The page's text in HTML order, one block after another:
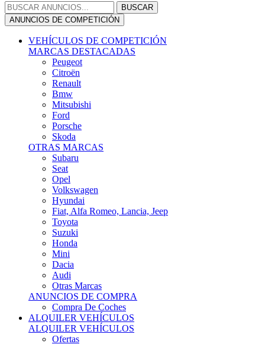
Seat
Opel
Volkswagen
Hyundai
Fiat, Alfa Romeo, Lancia, Jeep
Toyota
Suzuki
Honda
Mini
Dacia
Audi
Otras Marcas
ANUNCIOS DE COMPRA
Compra De Coches
ALQUILER VEHÍCULOS
ALQUILER VEHÍCULOS
Ofertas
Búsquedas
PERSONAL
COPILOTOS
Copilotos Disponibles
Busqueda De Copilotos
MECANICOS
Mecánicos Disponibles
Búsqueda De Mecánicos
PIEZAS DE COMPETICIÓN
MECÁNICA
Motores
Refrigeración
Electrónica
Cajas De Cambio
Sistemas De Escape